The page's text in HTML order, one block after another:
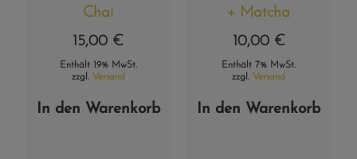
Chai
15,00 €
Enthält 19% MwSt.
zzgl. Versand
In den Warenkorb
+ Matcha
10,00 €
Enthält 7% MwSt.
zzgl. Versand
In den Warenkorb